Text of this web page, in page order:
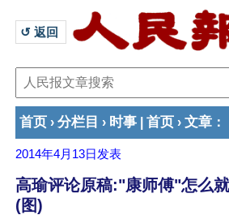
↺ 返回
首页 › 分栏目 › 时事 首页 › 文章 ：
2014年4月13日 发表
高瑜评论原稿:"康师傅"怎么
(图)